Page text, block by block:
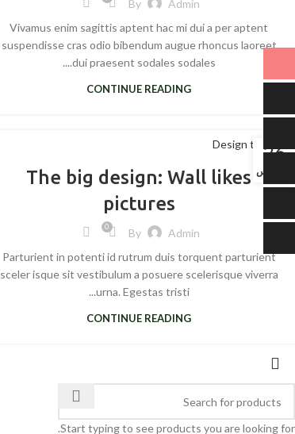
By Admin
Vivamus enim sagittis aptent hac mi dui a per aptent
suspendisse cras odio bibendum augue rhoncus laoreet
dui praesent sodales sodales....
CONTINUE READING
26
أغسطس
Design trends
The big design: Wall likes
pictures
By Admin
0
Parturient in potenti id rutrum duis torquent parturient
sceler isque sit vestibulum a posuere scelerisque viverra
urna. Egestas tristi...
CONTINUE READING
Facebook
X
Instagram
YouTube
Start typing to see products you are looking for.